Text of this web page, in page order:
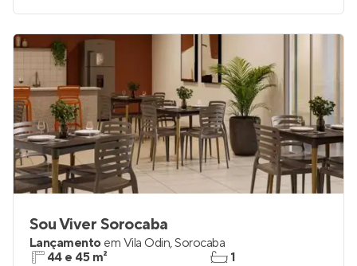
Sou Viver Sorocaba
Lançamento em Vila Odin,Sorocaba
44 e 45 m²
1